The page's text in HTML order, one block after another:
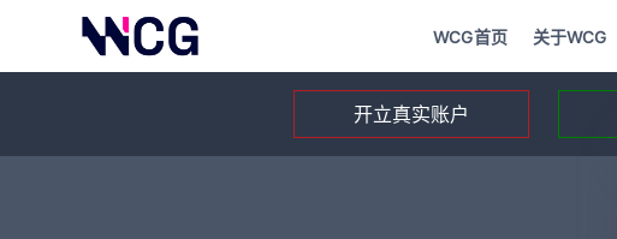
WCG首页 关于WCG
开立真实账户